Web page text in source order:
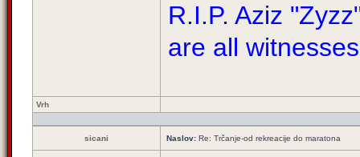
R.I.P. Aziz
are all witnesses
Vrh
sicani Naslov: Re: Trčanje-od rekreacije do maratona